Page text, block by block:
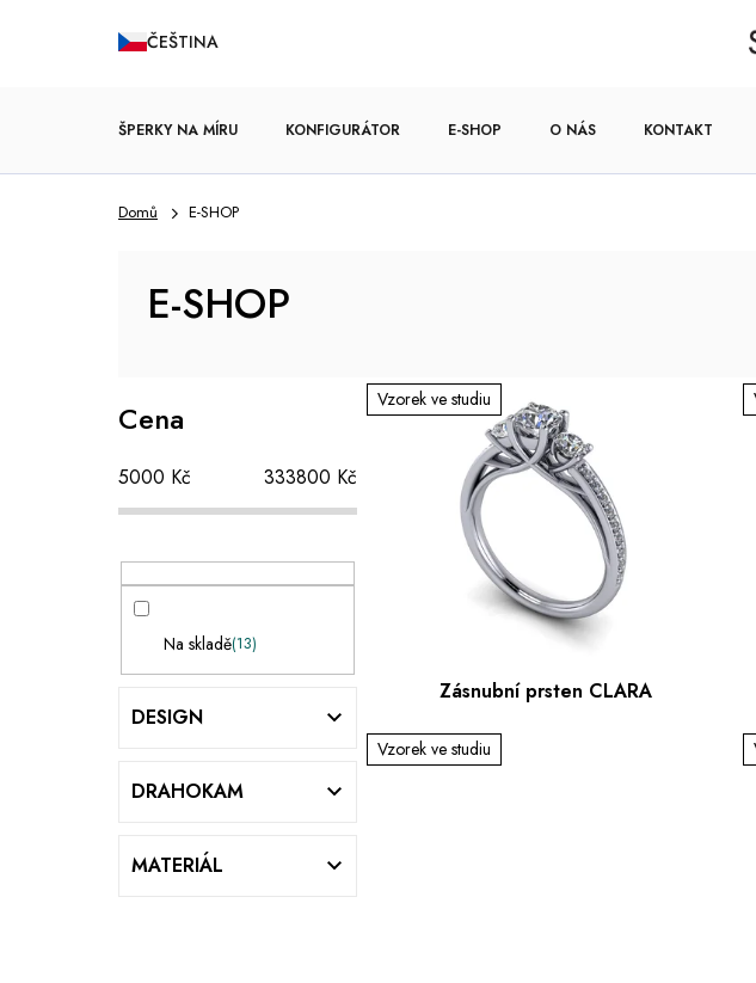
ČEŠTINA
ŠPERKY NA MÍRU KONFIGURÁTOR E-SHOP
ZÁSNUBNÍ PRSTENY
O NÁS KONTAKT
Domů E-SHOP
E-SHOP
o
s
t
a
í
p
Cena
5000 Kč 333800 Kč
Na skladě 13
DESIGN
DRAHOKAM
MATERIÁL
V
ý
i
Vzorek ve studiu
Zásnubní prsten CLARA
Vzorek ve studiu